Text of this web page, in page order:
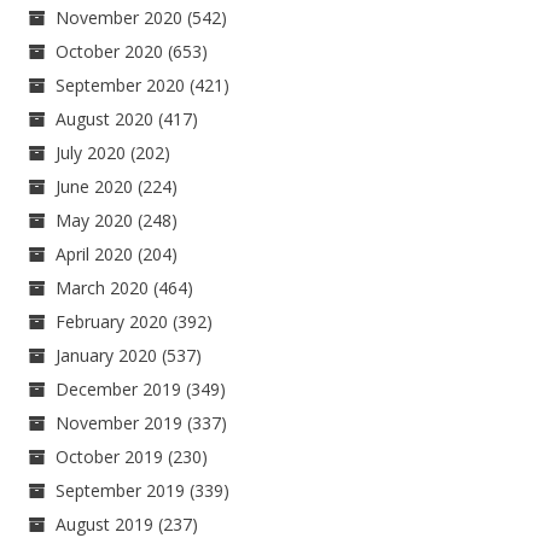
November 2020 (542)
October 2020 (653)
September 2020 (421)
August 2020 (417)
July 2020 (202)
June 2020 (224)
May 2020 (248)
April 2020 (204)
March 2020 (464)
February 2020 (392)
January 2020 (537)
December 2019 (349)
November 2019 (337)
October 2019 (230)
September 2019 (339)
August 2019 (237)